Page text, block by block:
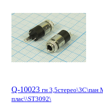
Q-10023 гн 3,5стерео\3C\пан
плас\\ST3092\